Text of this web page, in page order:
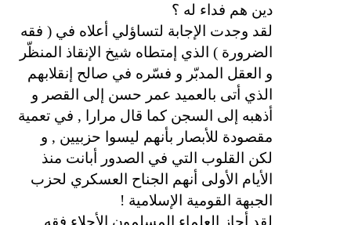
دين هم فداء له ؟
لقد وجدت الإجابة لتساؤلي أعلاه في ( فقه
الضرورة ) الذي إمتطاه شيخ الإنقاذ المنظّر
و العقل المدبّر و فسّره في صالح إنقلابهم
الذي أتى بالعميد عمر حسن إلى القصر و
أذهبه إلى السجن كما قال مرارا , في تعمية
مقصودة للأبصار بأنهم ليسوا حزبيين , و
لكن القلوب التي في الصدور أبانت منذ
الأيام الأولى أنهم الجناح العسكري لحزب
الجبهة القومية الإسلامية !
لقد أجاز العلماء المسلمون الأجلاء فقه